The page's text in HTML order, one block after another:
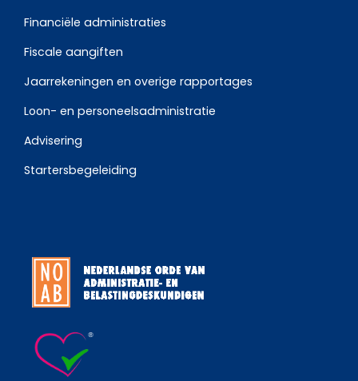
Financiële administraties
Fiscale aangiften
Jaarrekeningen en overige rapportages
Loon- en personeelsadministratie
Advisering
Startersbegeleiding